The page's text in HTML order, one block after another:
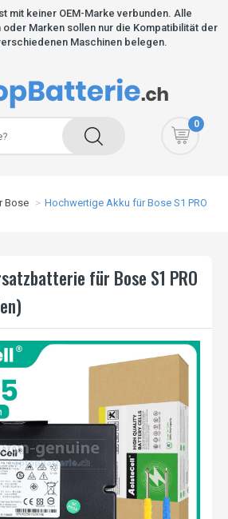
mit keiner OEM-Marke verbunden. Alle
Marken sollen nur die Kompatibilität der
Maschinen belegen.
0
Bose Hochwertige Akku für Bose S1 PRO
für Bose S1 PRO